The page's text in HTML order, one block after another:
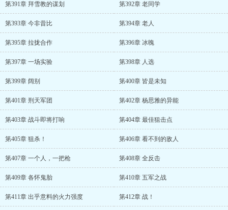
第391章 拜雪教的谋划 第392章 老同学
第393章 今非昔比 第394章 老人
第395章 拉拢合作 第396章 冰魄
第397章 一场实验 第398章 人选
第399章 阔别 第400章 皆是未知
第401章 刑天军团 第402章 杨思雅的异能
第403章 战斗即将打响 第404章 最佳狙击点
第405章 狙杀！ 第406章 看不到的敌人
第407章 一个人，一把枪 第408章 全反击
第409章 各怀鬼胎 第410章 五军之战
第411章 出乎意料的火力强度 第412章 战！